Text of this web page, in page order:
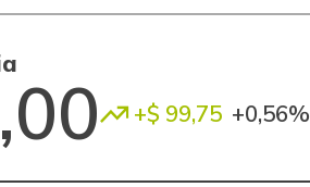
+$ 99,75 +0,56%